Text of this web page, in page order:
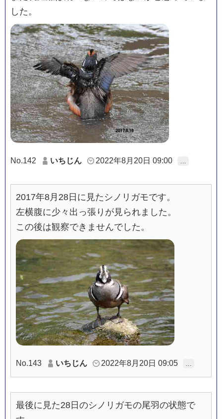
した。
No.142 いちじん 2022年8月20日 09:00
2017年8月28日に見たシノリガモです。
左横腹に少々出っ張りが見られました。
この後は観察できませんでした。
No.143 いちじん 2022年8月20日 09:05
最後に見た28日のシノリガモの尾羽の状態で